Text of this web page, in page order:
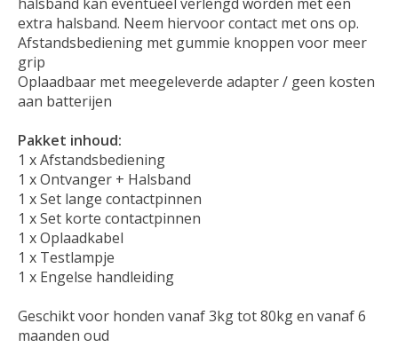
extra halsband. Neem hiervoor contact met ons op.
Afstandsbediening met gummie knoppen voor meer
grip
Oplaadbaar met meegeleverde adapter / geen kosten
aan batterijen
Pakket inhoud:
1 x Afstandsbediening
1 x Ontvanger + Halsband
1 x Set lange contactpinnen
1 x Set korte contactpinnen
1 x Oplaadkabel
1 x Testlampje
1 x Engelse handleiding
Geschikt voor honden vanaf 3kg tot 80kg en vanaf 6
maanden oud